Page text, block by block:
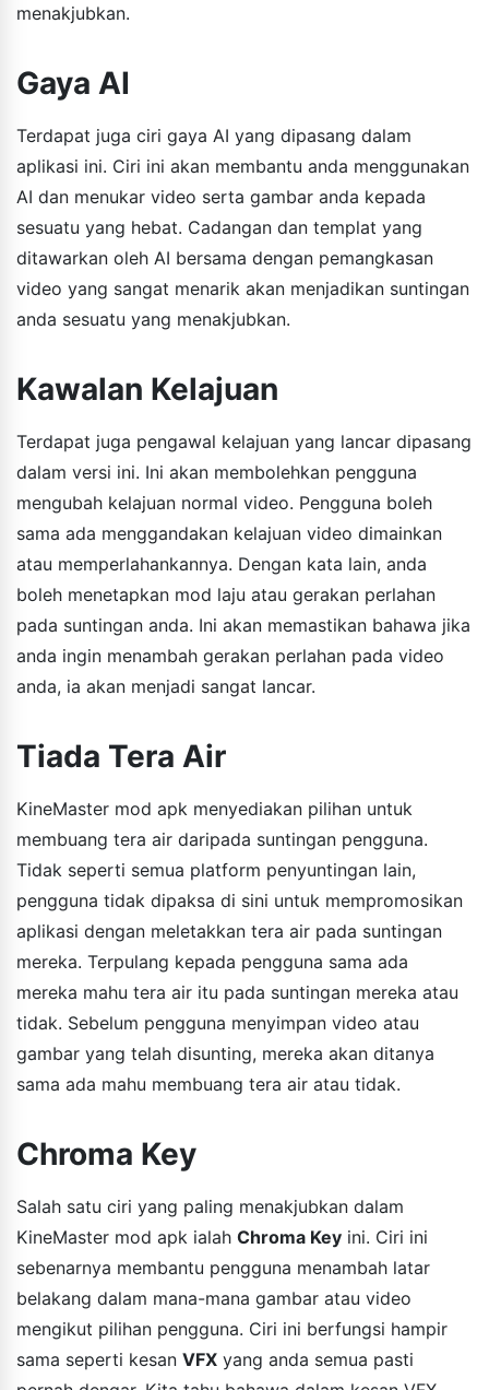
menakjubkan.
Gaya AI
Terdapat juga ciri gaya AI yang dipasang dalam
aplikasi ini. Ciri ini akan membantu anda menggunakan
AI dan menukar video serta gambar anda kepada
sesuatu yang hebat. Cadangan dan templat yang
ditawarkan oleh AI bersama dengan pemangkasan
video yang sangat menarik akan menjadikan suntingan
anda sesuatu yang menakjubkan.
Kawalan Kelajuan
Terdapat juga pengawal kelajuan yang lancar dipasang
dalam versi ini. Ini akan membolehkan pengguna
mengubah kelajuan normal video. Pengguna boleh
sama ada menggandakan kelajuan video dimainkan
atau memperlahankannya. Dengan kata lain, anda
boleh menetapkan mod laju atau gerakan perlahan
pada suntingan anda. Ini akan memastikan bahawa jika
anda ingin menambah gerakan perlahan pada video
anda, ia akan menjadi sangat lancar.
Tiada Tera Air
KineMaster mod apk menyediakan pilihan untuk
membuang tera air daripada suntingan pengguna.
Tidak seperti semua platform penyuntingan lain,
pengguna tidak dipaksa di sini untuk mempromosikan
aplikasi dengan meletakkan tera air pada suntingan
mereka. Terpulang kepada pengguna sama ada
mereka mahu tera air itu pada suntingan mereka atau
tidak. Sebelum pengguna menyimpan video atau
gambar yang telah disunting, mereka akan ditanya
sama ada mahu membuang tera air atau tidak.
Chroma Key
Salah satu ciri yang paling menakjubkan dalam
KineMaster mod apk ialah Chroma Key ini. Ciri ini
sebenarnya membantu pengguna menambah latar
belakang dalam mana-mana gambar atau video
mengikut pilihan pengguna. Ciri ini berfungsi hampir
sama seperti kesan VFX yang anda semua pasti